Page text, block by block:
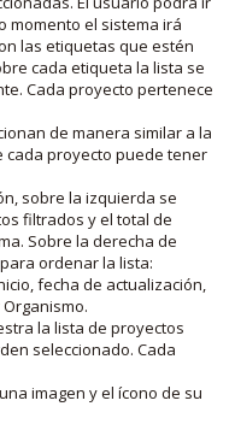
momento el sistema irá
las etiquetas que estén
cada etiqueta la lista se
Cada proyecto pertenece
de manera similar a la
cada proyecto puede tener
sobre la izquierda se
filtrados y el total de
Sobre la derecha de
ordenar la lista:
fecha de actualización,
la lista de proyectos
seleccionado. Cada
imagen y el ícono de su